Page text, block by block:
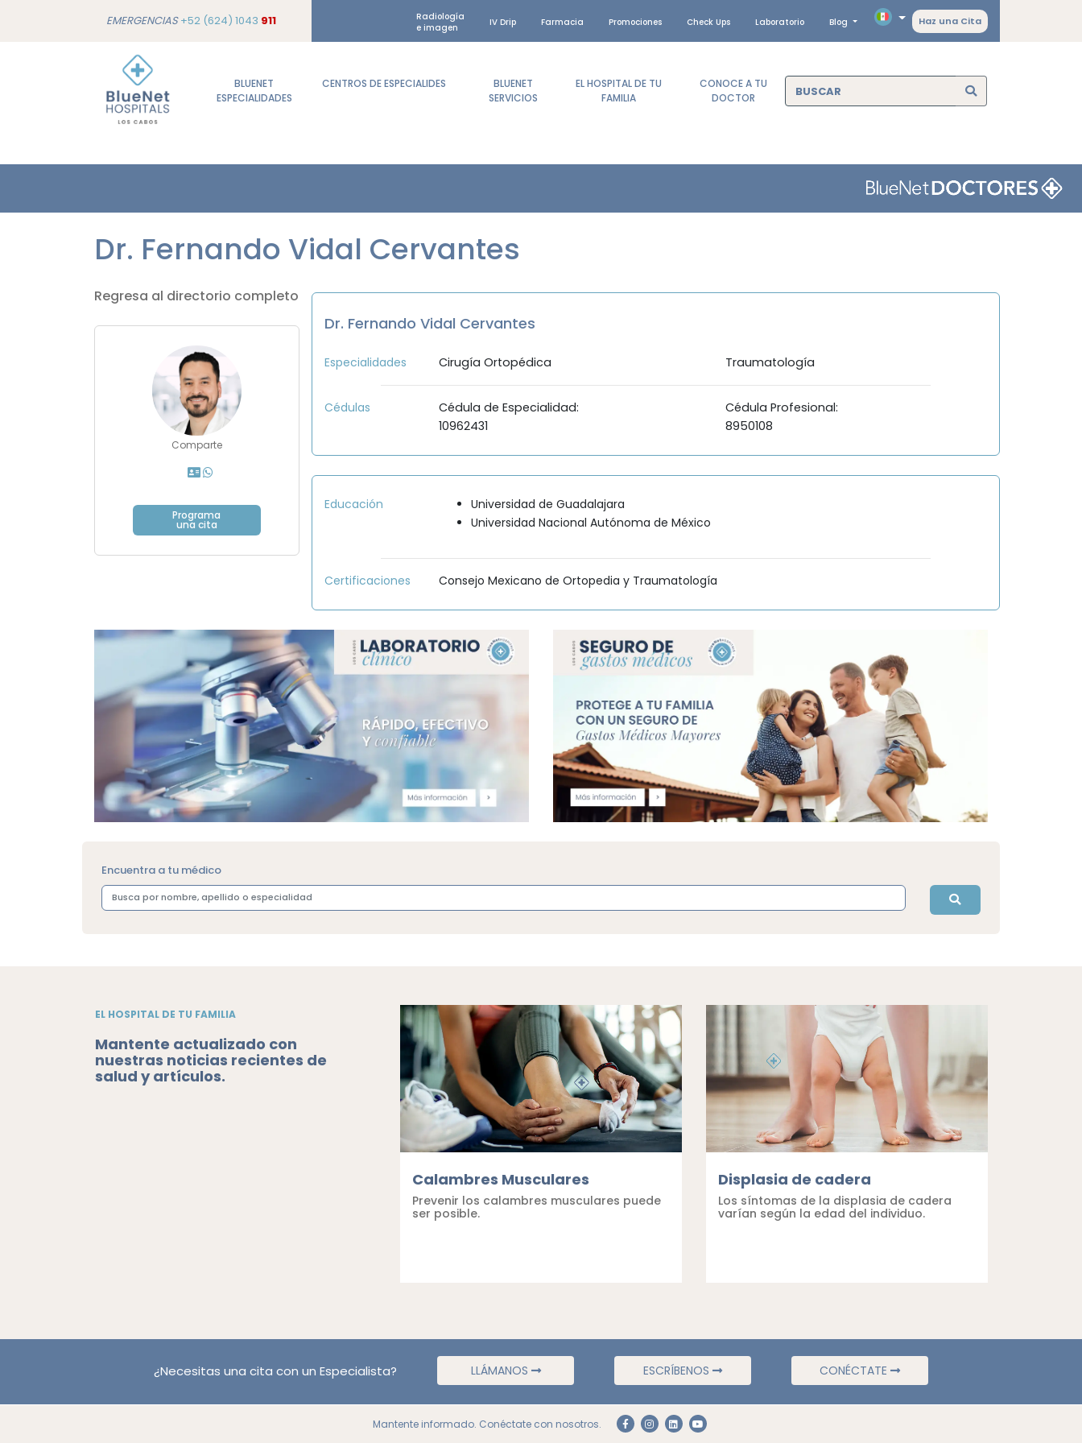
EMERGENCIAS+52 (624) 1043 911
Radiología
e imagen
IV Drip Farmacia Promociones Check Ups Laboratorio Blog Haz una Cita
BLUENET
ESPECIALIDADES
CENTROS DE ESPECIALIDES
BLUENET
SERVICIOS
EL HOSPITAL DE TU
FAMILIA
CONOCE A TU
DOCTOR
Dr. Fernando Vidal Cervantes
Regresa al directorio completo
Comparte
Programa
una cita
Dr. Fernando Vidal Cervantes
Especialidades Cirugía Ortopédica Traumatología
Cédulas
Cédula de Especialidad:
10962431
Cédula Profesional:
8950108
Educación
Universidad de Guadalajara
Universidad Nacional Autónoma de México
Certificaciones Consejo Mexicano de Ortopedia y Traumatología
Encuentra a tu médico
EL HOSPITAL DE TU FAMILIA
Mantente actualizado con
nuestras noticias recientes de
salud y artículos.
Calambres Musculares
Prevenir los calambres musculares puede
ser posible.
Displasia de cadera
Los síntomas de la displasia de cadera
varían según la edad del individuo.
¿Necesitas una cita con un Especialista? LLÁMANOS ESCRÍBENOS CONÉCTATE
Mantente informado. Conéctate con nosotros.